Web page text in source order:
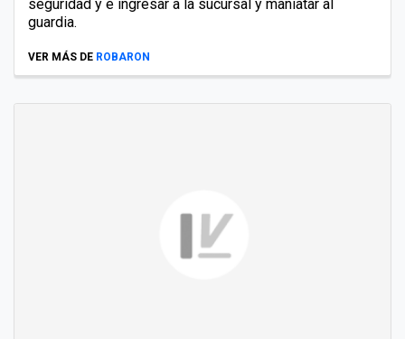
seguridad y e ingresar a la sucursal y maniatar al
guardia.
VER MÁS DE ROBARON